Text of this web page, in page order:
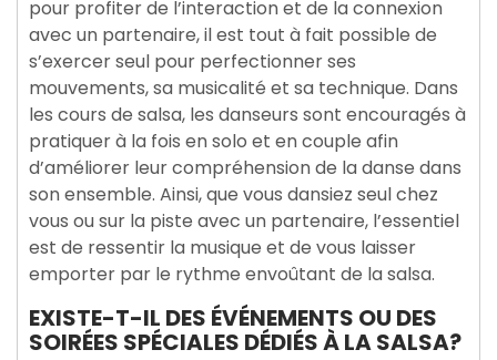
pour profiter de l’interaction et de la connexion
avec un partenaire, il est tout à fait possible de
s’exercer seul pour perfectionner ses
mouvements, sa musicalité et sa technique. Dans
les cours de salsa, les danseurs sont encouragés à
pratiquer à la fois en solo et en couple afin
d’améliorer leur compréhension de la danse dans
son ensemble. Ainsi, que vous dansiez seul chez
vous ou sur la piste avec un partenaire, l’essentiel
est de ressentir la musique et de vous laisser
emporter par le rythme envoûtant de la salsa.
EXISTE-T-IL DES ÉVÉNEMENTS OU DES
SOIRÉES SPÉCIALES DÉDIÉS À LA SALSA?